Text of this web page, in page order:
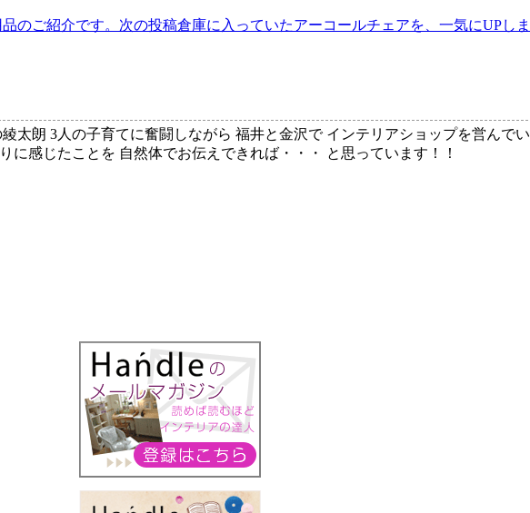
のご紹介です。 次の投稿倉庫に入っていたアーコールチェアを、一気にUPしま
太朗 3人の子育てに奮闘しながら 福井と金沢で インテリアショップを営んでい
感じたことを 自然体でお伝えできれば・・・ と思っています！！